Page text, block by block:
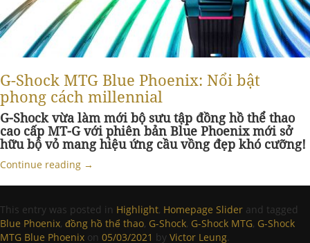
G-Shock MTG Blue Phoenix: Nổi bật
phong cách millennial
G-Shock vừa làm mới bộ sưu tập đồng hồ thể thao
cao cấp MT-G với phiên bản Blue Phoenix mới sở
hữu bộ vỏ mang hiệu ứng cầu vồng đẹp khó cưỡng!
Continue reading →
This entry was posted in Highlight, Homepage Slider and tagged
Blue Phoenix, đồng hồ thể thao, G-Shock, G-Shock MTG, G-Shock
MTG Blue Phoenix on 05/03/2021 by Victor Leung.